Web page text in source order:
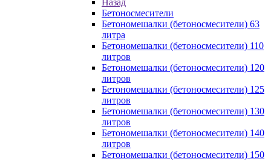
Назад
Бетоносмесители
Бетономешалки (бетоносмесители) 63
литра
Бетономешалки (бетоносмесители) 110
литров
Бетономешалки (бетоносмесители) 120
литров
Бетономешалки (бетоносмесители) 125
литров
Бетономешалки (бетоносмесители) 130
литров
Бетономешалки (бетоносмесители) 140
литров
Бетономешалки (бетоносмесители) 150